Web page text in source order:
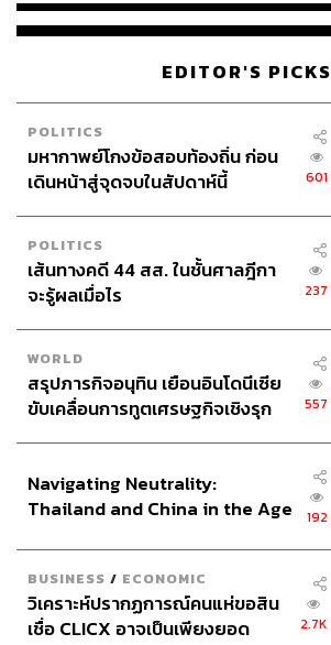
EDITOR'S PICKS
POLITICS
มหากาพย์โกงข้อสอบท้องถิ่น ก่อน
เดินหน้าสู่จุดจบในสัปดาห์นี้
601
POLITICS
เส้นทางคดี 44 สส. ในชั้นศาลฎีกา
จะรู้ผลเมื่อไร
237
WORLD
สรุปภารกิจอนุทิน เยือนอินโดนีเซีย
ขับเคลื่อนการทูตเศรษฐกิจเชิงรุก
557
Navigating Neutrality:
Thailand and China in the Age
192
BUSINESS / ECONOMIC
วิเคราะห์ปรากฏการณ์คนแห่ขอสิน
เชื่อ CLICX อาจเป็นเพียงยอด
2.7K